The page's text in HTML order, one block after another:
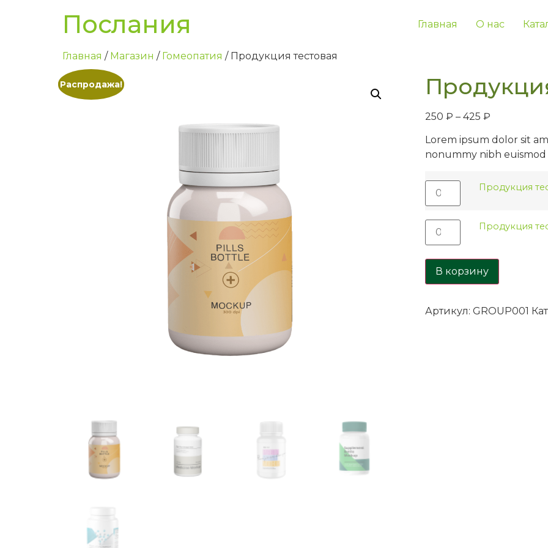
Послания Главная О нас
Главная / Магазин / Гомеопатия / Продукция тестовая
Распродажа!
250 ₽ – 425 ₽
Lorem ipsum dolor sit
nonummy nibh
Продукция
Продукция
В корзину
Артикул: GROUP001